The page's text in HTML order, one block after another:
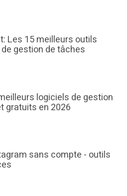
Les 15 meilleurs outils
gestion de tâches
logiciels de gestion
gratuits en 2026
sans compte - outils